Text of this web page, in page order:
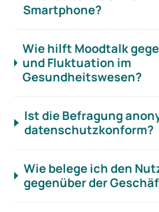
Smartphone?
Wie hilft Moodtalk
und Fluktuation im
Gesundheitswesen?
Ist die Befragung
datenschutzkonform?
Wie belege ich den
gegenüber der